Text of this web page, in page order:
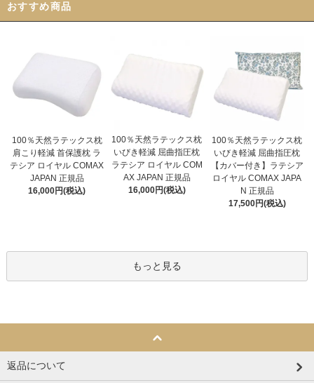
おすすめ商品
100％天然ラテックス枕
肩こり軽減 首保護枕 ラ
テシア ロイヤル COMAX
JAPAN 正規品
16,000円(税込)
100％天然ラテックス枕
いびき軽減 屈曲指圧枕
ラテシア ロイヤル COM
AX JAPAN 正規品
16,000円(税込)
100％天然ラテックス枕
いびき軽減 屈曲指圧枕
【カバー付き】ラテシア
ロイヤル COMAX JAPA
N 正規品
17,500円(税込)
もっと見る
返品について